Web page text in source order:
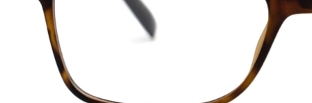
128 mm
Largeur des verres
34 mm
Largeur des verres
52 mm
Largeur des verres
Largeur
des verres